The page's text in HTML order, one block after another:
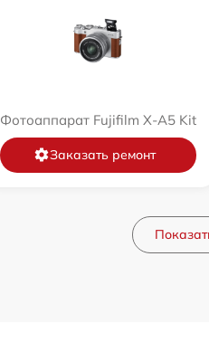
Фотоаппарат Fujifilm X-A5 Kit
Заказать ремонт